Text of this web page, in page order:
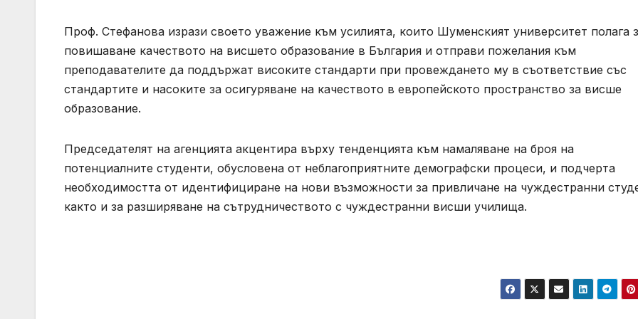
Проф. Стефанова изрази своето уважение към усилията, които Шуменският университет полага
повишаване качеството на висшето образование в България и отправи пожелания към
преподавателите да поддържат високите стандарти при провеждането му в съответствие със
стандартите и насоките за осигуряване на качеството в европейското пространство за висше
образование.
Председателят на агенцията акцентира върху тенденцията към намаляване на броя на
потенциалните студенти, обусловена от неблагоприятните демографски процеси, и подчерта
необходимостта от идентифициране на нови възможности за привличане на чуждестранни
както и за разширяване на сътрудничеството с чуждестранни висши училища.